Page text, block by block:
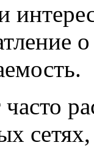
сетях,